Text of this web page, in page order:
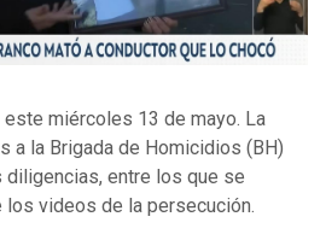
miércoles 13 de mayo. La
a la Brigada de Homicidios (BH)
entre los que se
los videos de la persecución.